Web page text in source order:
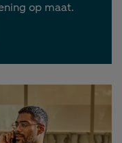
op maat.